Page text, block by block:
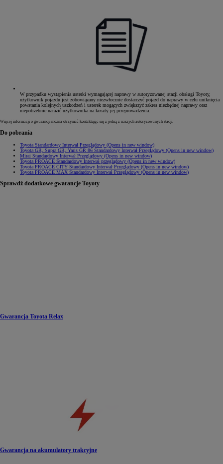
W przypadku wystąpienia usterki wymagającej naprawy w autoryzowanej stacji obsługi Toyoty,
użytkownik pojazdu jest zobowiązany niezwłocznie dostarczyć pojazd do naprawy w celu uniknięcia
powstania kolejnych uszkodzeń i usterek mogących zwiększyć zakres niezbędnej naprawy oraz
niepotrzebnie narazić użytkownika na koszty jej przeprowadzenia.
Więcej informacji o gwarancji można otrzymać kontaktując się z jedną z naszych autoryzowanych stacji.
Do pobrania
Toyota Standardowy Interwał Przeglądowy (Opens in new window)
Toyota GR, Supra GR, Yaris GR 86 Standardowy Interwał Przeglądowy (Opens in new window)
Mirai Standardowy Interwał Przeglądowy (Opens in new window)
Toyota PROACE Standardowy Interwał przeglądowy (Opens in new window)
Toyota PROACE CITY Standardowy Interwał Przeglądowy (Opens in new window)
Toyota PROACE MAX Standardowy Interwał Przeglądowy (Opens in new window)
Sprawdź dodatkowe gwarancje Toyoty
Gwarancja Toyota Relax
Gwarancja na akumulatory trakcyjne